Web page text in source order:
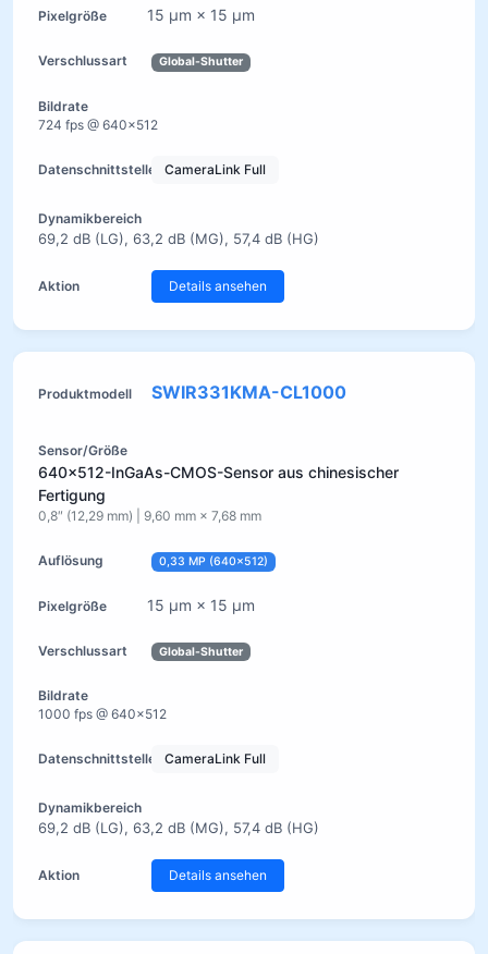
15 µm × 15 µm
Global-Shutter
724 fps @ 640×512
CameraLink Full
69,2 dB (LG), 63,2 dB (MG), 57,4 dB (HG)
Details ansehen
SWIR331KMA-CL1000
640×512-InGaAs-CMOS-Sensor aus chinesischer
Fertigung
0,8″ (12,29 mm) | 9,60 mm × 7,68 mm
0,33 MP (640×512)
15 µm × 15 µm
Global-Shutter
1000 fps @ 640×512
CameraLink Full
69,2 dB (LG), 63,2 dB (MG), 57,4 dB (HG)
Details ansehen